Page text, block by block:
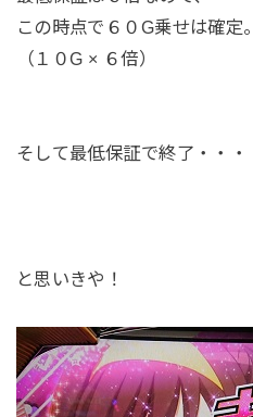
この時点で６０G乗せは確定。
（１０G × ６倍）
そして最低保証で終了・・・
と思いきや！